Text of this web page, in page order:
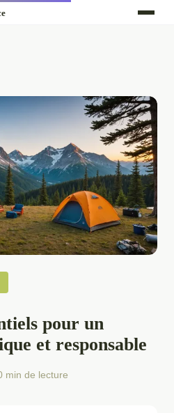
pour un
et responsable
min de lecture